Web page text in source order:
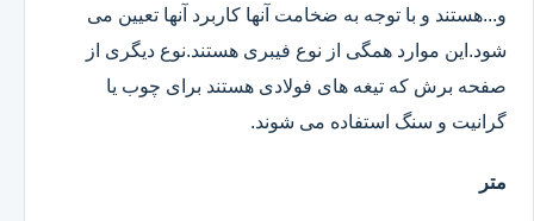
و...هستند و با توجه به ضخامت آنها کاربرد آنها تعیین می
شود.این موارد همگی از نوع فیبری هستند.نوع دیگری از
صفحه برش که تیغه های فولادی هستند برای چوب یا
گرانیت و سنگ استفاده می شوند.
متر